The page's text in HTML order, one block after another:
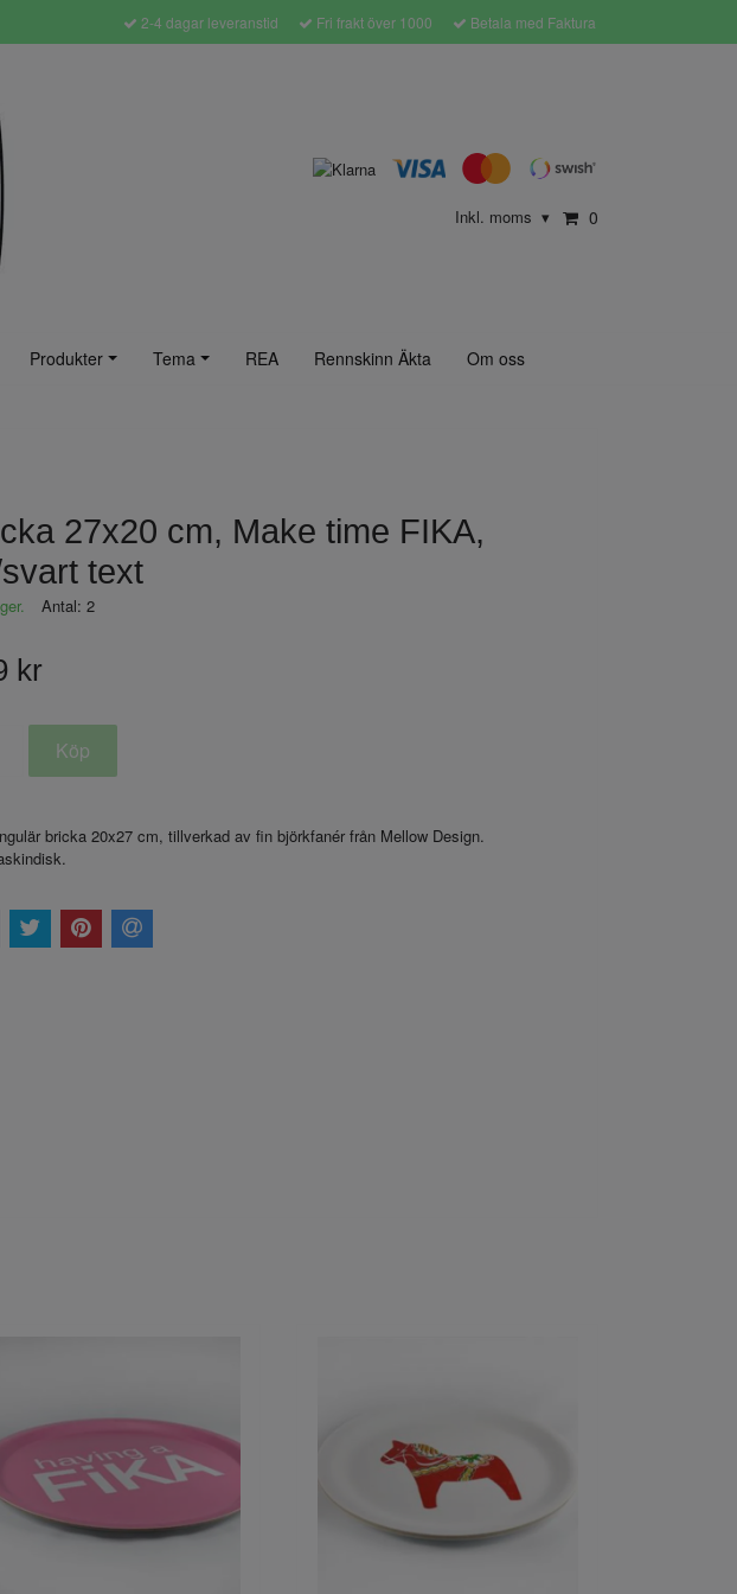
2-4 dagar leveranstid Fri frakt över 1000 Betala med Faktura
Inkl. moms ▾ 0
Produkter Tema REA Rennskinn Äkta Om oss
27x20 cm, Make time FIKA,
text
Antal: 2
kr
bricka 20x27 cm, tillverkad av fin björkfanér från Mellow Design.